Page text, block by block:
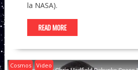
la NASA).
READ MORE
Cosmos Video